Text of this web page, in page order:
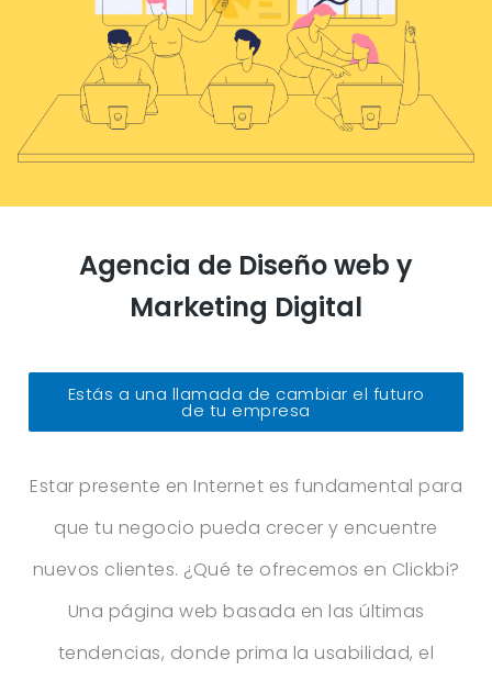
Agencia de Diseño web y
Marketing Digital
Estás a una llamada de cambiar el futuro
de tu empresa
Estar presente en Internet es fundamental para
que tu negocio pueda crecer y encuentre
nuevos clientes. ¿Qué te ofrecemos en Clickbi?
Una página web basada en las últimas
tendencias, donde prima la usabilidad, el